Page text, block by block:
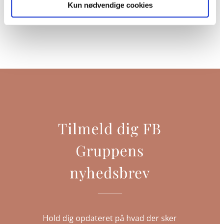
Kun nødvendige cookies
Tilmeld dig FB
Gruppens
nyhedsbrev
Hold dig opdateret på hvad der sker